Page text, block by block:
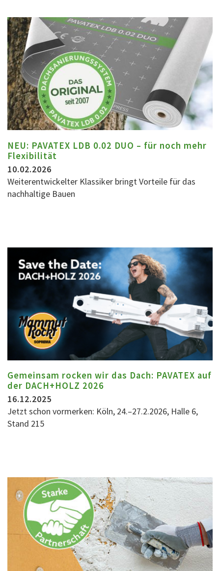
NEU: PAVATEX LDB 0.02 DUO – für noch mehr
Flexibilität
10.02.2026
Weiterentwickelter Klassiker bringt Vorteile für das
nachhaltige Bauen
Gemeinsam rocken wir das Dach: PAVATEX auf
der DACH+HOLZ 2026
16.12.2025
Jetzt schon vormerken: Köln, 24.–27.2.2026, Halle 6,
Stand 215